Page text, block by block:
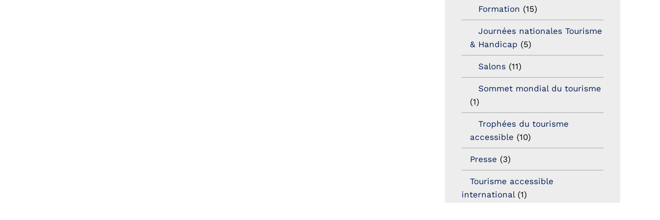
Formation (15)
Journées nationales Tourisme
& Handicap (5)
Salons (11)
Sommet mondial du tourisme
(1)
Trophées du tourisme
accessible (10)
Presse (3)
Tourisme accessible
international(1)